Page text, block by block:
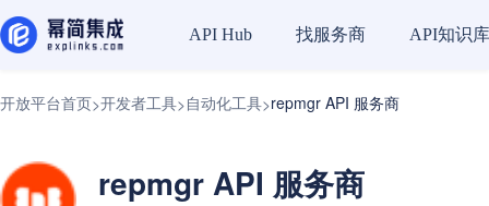
API Hub 找服务商 API知识库
开放平台首页>开发者工具>自动化工具>repmgr API 服务商
repmgr API 服务商